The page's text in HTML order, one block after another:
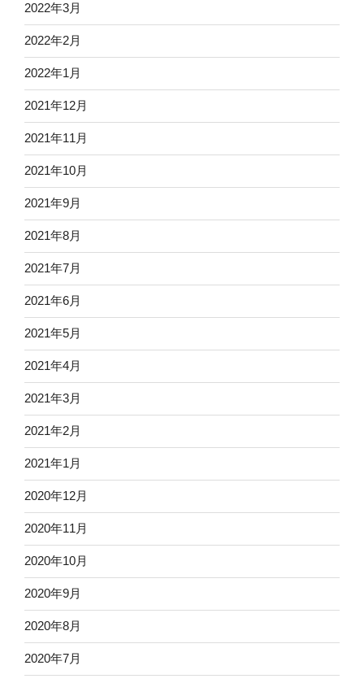
2022年3月
2022年2月
2022年1月
2021年12月
2021年11月
2021年10月
2021年9月
2021年8月
2021年7月
2021年6月
2021年5月
2021年4月
2021年3月
2021年2月
2021年1月
2020年12月
2020年11月
2020年10月
2020年9月
2020年8月
2020年7月